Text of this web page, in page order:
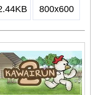
800x600